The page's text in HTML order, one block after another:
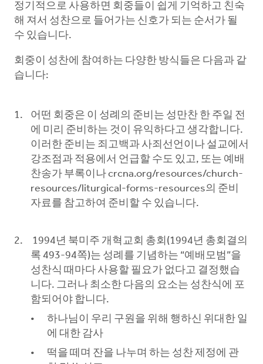
정기적으로 사용하면 회중들이 쉽게 기억하고 친숙
해 져서 성찬으로 들어가는 신호가 되는 순서가 될
수 있습니다.
회중이 성찬에 참여하는 다양한 방식들은 다음과 같
습니다:
어떤 회중은 이 성례의 준비는 성만찬 한 주일 전
에 미리 준비하는 것이 유익하다고 생각합니다.
이러한 준비는 죄고백과 사죄선언이나 설교에서
강조점과 적용에서 언급할 수도 있고, 또는 예배
찬송가 부록이나 crcna.org/resources/church-
resources/liturgical-forms-resources의 준비
자료를 참고하여 준비할 수 있습니다.
1994년 북미주 개혁교회 총회(1994년 총회결의
록 493-94쪽)는 성례를 기념하는 “예배모범”을
성찬식 때마다 사용할 필요가 없다고 결정했습
니다. 그러나 최소한 다음의 요소는 성찬식에 포
함되어야 합니다.
하나님이 우리 구원을 위해 행하신 위대한 일
에 대한 감사
떡을 떼며 잔을 나누며 하는 성찬 제정에 관